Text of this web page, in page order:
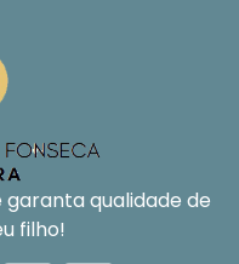
qualidade de
filho!